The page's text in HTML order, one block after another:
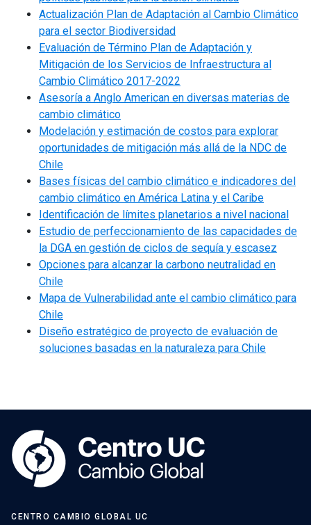
Actualización Plan de Adaptación al Cambio Climático
para el sector Biodiversidad
Evaluación de Término Plan de Adaptación y
Mitigación de los Servicios de Infraestructura al
Cambio Climático 2017-2022
Asesoría a Anglo American en diversas materias de
cambio climático
Modelación y estimación de costos para explorar
oportunidades de mitigación más allá de la NDC de
Chile
Bases físicas del cambio climático e indicadores del
cambio climático en América Latina y el Caribe
Identificación de límites planetarios a nivel nacional
Estudio de perfeccionamiento de las capacidades de
la DGA en gestión de ciclos de sequía y escasez
Opciones para alcanzar la carbono neutralidad en
Chile
Mapa de Vulnerabilidad ante el cambio climático para
Chile
Diseño estratégico de proyecto de evaluación de
soluciones basadas en la naturaleza para Chile
CENTRO CAMBIO GLOBAL UC